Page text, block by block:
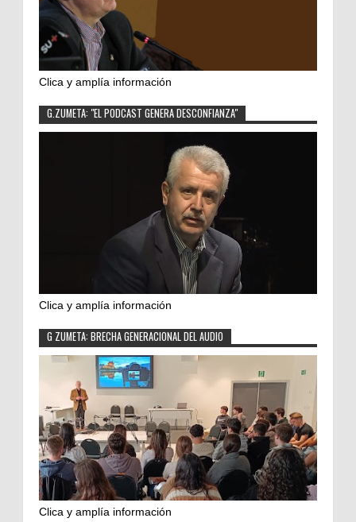
Clica y amplía información
G.ZUMETA: "EL PODCAST GENERA DESCONFIANZA"
Clica y amplía información
G ZUMETA: BRECHA GENERACIONAL DEL AUDIO
Clica y amplía información